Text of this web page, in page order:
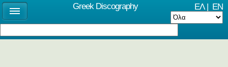
ΕΛ| EN
Greek Discography